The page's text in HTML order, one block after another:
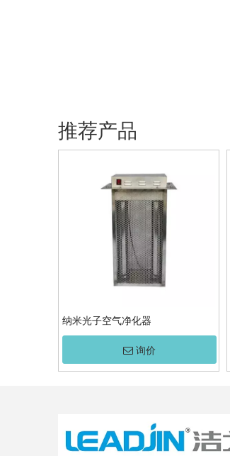
推荐产品
纳米光子空气净化器
询价